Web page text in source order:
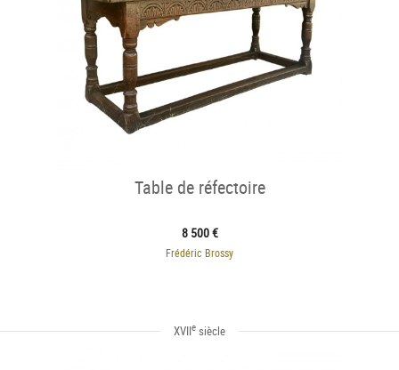
Table de réfectoire
8 500 €
Frédéric Brossy
XVIIe siècle